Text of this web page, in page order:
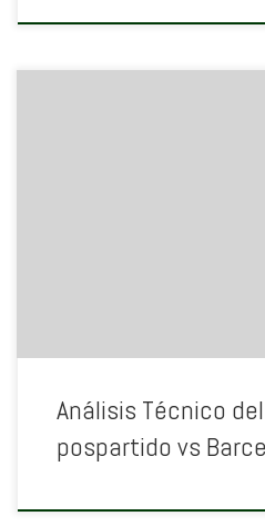
Análisis Técnico
pospartido vs